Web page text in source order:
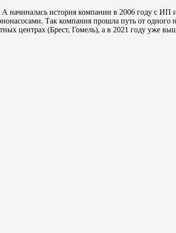
начиналась история компании в 2006 году с
Так компания прошла путь от одного
центрах (Брест, Гомель), а в 2021 году уже